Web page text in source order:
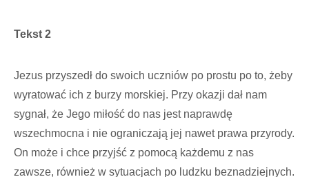
Tekst 2
Jezus przyszedł do swoich uczniów po prostu po to, żeby
wyratować ich z burzy morskiej. Przy okazji dał nam
sygnał, że Jego miłość do nas jest naprawdę
wszechmocna i nie ograniczają jej nawet prawa przyrody.
On może i chce przyjść z pomocą każdemu z nas
zawsze, również w sytuacjach po ludzku beznadziejnych.